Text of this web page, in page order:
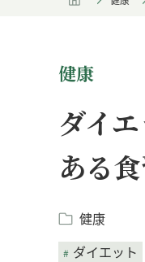
健康
ダイ
ある
健康
ダイエット